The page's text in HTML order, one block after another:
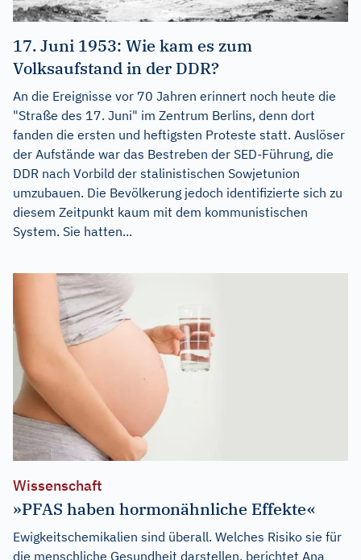
17. Juni 1953: Wie kam es zum
Volksaufstand in der DDR?
An die Ereignisse vor 70 Jahren erinnert noch heute die
"Straße des 17. Juni" im Zentrum Berlins, denn dort
fanden die ersten und heftigsten Proteste statt. Auslöser
der Aufstände war das Bestreben der SED-Führung, die
DDR nach Vorbild der stalinistischen Sowjetunion
umzubauen. Die Bevölkerung jedoch identifizierte sich zu
diesem Zeitpunkt kaum mit dem kommunistischen
System. Sie hatten...
Wissenschaft
»PFAS haben hormonähnliche Effekte«
Ewigkeitschemikalien sind überall. Welches Risiko sie für
die menschliche Gesundheit darstellen, berichtet Ana